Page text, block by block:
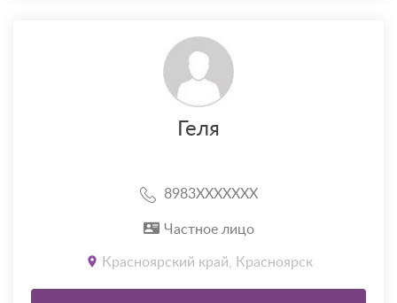
Геля
8983XXXXXXX
Частное лицо
Красноярский край, Красноярск